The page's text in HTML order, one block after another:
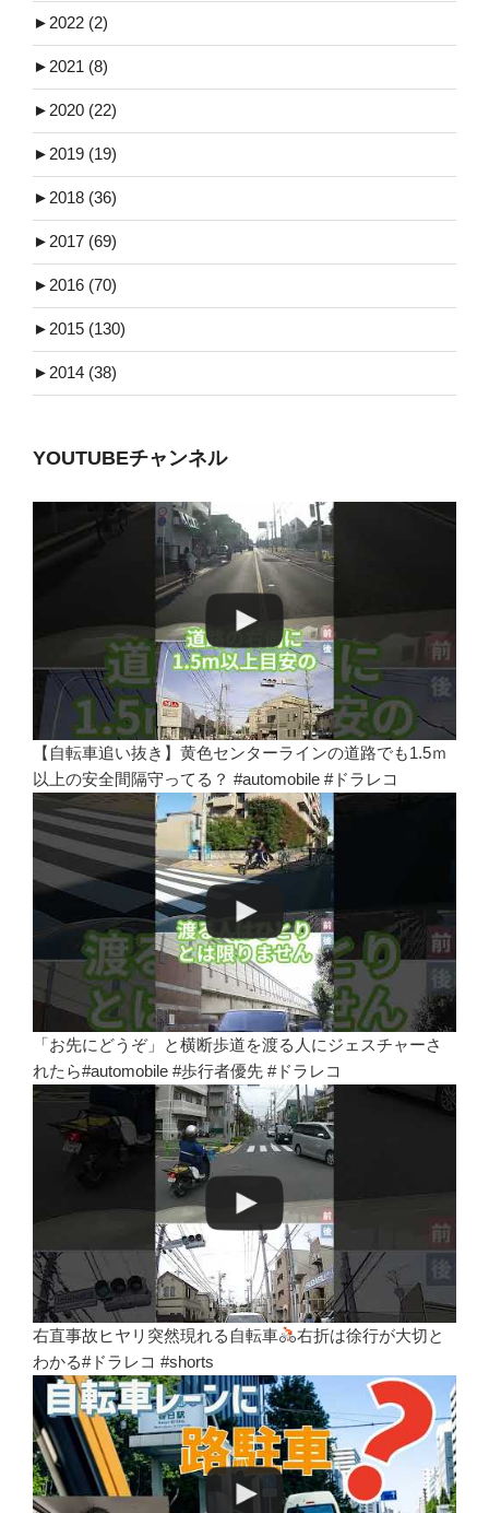
►2022 (2)
►2021 (8)
►2020 (22)
►2019 (19)
►2018 (36)
►2017 (69)
►2016 (70)
►2015 (130)
►2014 (38)
YOUTUBEチャンネル
【自転車追い抜き】黄色センターラインの道路でも1.5ｍ
以上の安全間隔守ってる？ #automobile #ドラレコ
「お先にどうぞ」と横断歩道を渡る人にジェスチャーさ
れたら#automobile #歩行者優先 #ドラレコ
右直事故ヒヤリ突然現れる自転車
右折は徐行が大切と
わかる#ドラレコ #shorts